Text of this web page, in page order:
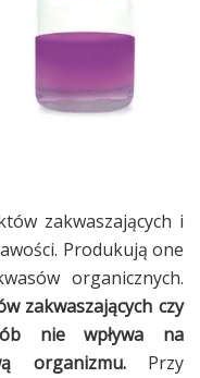
zakwaszających i
Produkują one
organicznych.
zakwaszających czy
nie wpływa na
organizmu.Przy